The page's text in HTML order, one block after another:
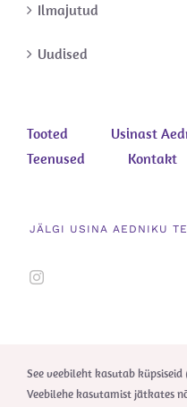
Ilmajutud
Uudised
Tooted Usinast
Teenused
Kontakt
JÄLGI USINA AEDNIKU
See veebileht kasutab küpsiseid
Veebilehe kasutamist jätkates